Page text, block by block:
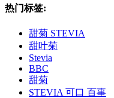
热门标签:
甜菊 STEVIA
甜叶菊
Stevia
BBC
甜菊
STEVIA 可口 百事